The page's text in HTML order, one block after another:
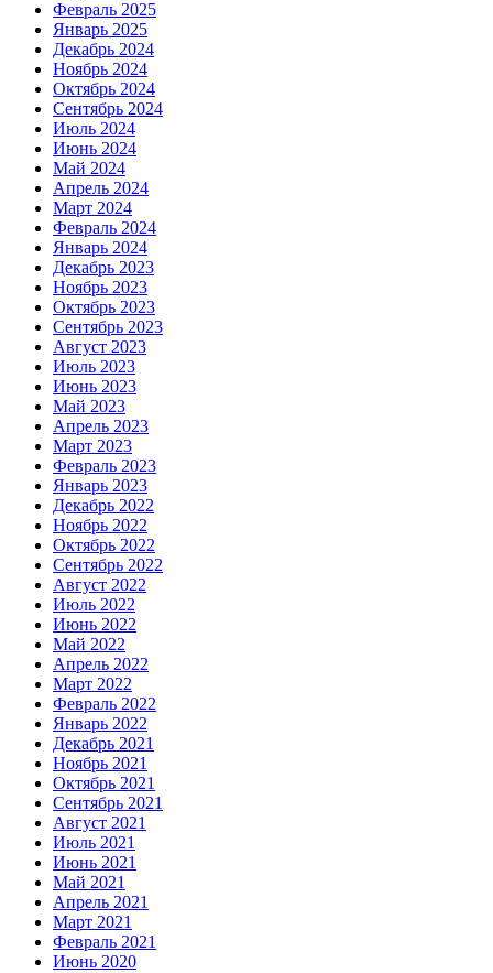
Февраль 2025
Январь 2025
Декабрь 2024
Ноябрь 2024
Октябрь 2024
Сентябрь 2024
Июль 2024
Июнь 2024
Май 2024
Апрель 2024
Март 2024
Февраль 2024
Январь 2024
Декабрь 2023
Ноябрь 2023
Октябрь 2023
Сентябрь 2023
Август 2023
Июль 2023
Июнь 2023
Май 2023
Апрель 2023
Март 2023
Февраль 2023
Январь 2023
Декабрь 2022
Ноябрь 2022
Октябрь 2022
Сентябрь 2022
Август 2022
Июль 2022
Июнь 2022
Май 2022
Апрель 2022
Март 2022
Февраль 2022
Январь 2022
Декабрь 2021
Ноябрь 2021
Октябрь 2021
Сентябрь 2021
Август 2021
Июль 2021
Июнь 2021
Май 2021
Апрель 2021
Март 2021
Февраль 2021
Июнь 2020